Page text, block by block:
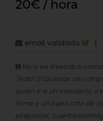
20€ / hora
email validado |
Nico se describe
"Hola! Si buscas un
quien ir a un concierto o
firme y un buen rato de
prejuicios, cuenta